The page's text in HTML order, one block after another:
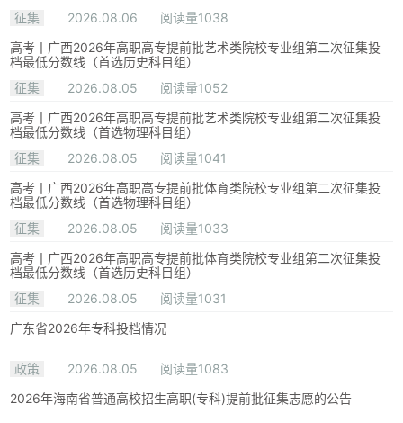
征集
2026.08.06
阅读量1038
高考丨广西2026年高职高专提前批艺术类院校专业组第二次征集投
档最低分数线（首选历史科目组）
征集
2026.08.05
阅读量1052
高考丨广西2026年高职高专提前批艺术类院校专业组第二次征集投
档最低分数线（首选物理科目组）
征集
2026.08.05
阅读量1041
高考丨广西2026年高职高专提前批体育类院校专业组第二次征集投
档最低分数线（首选物理科目组）
征集
2026.08.05
阅读量1033
高考丨广西2026年高职高专提前批体育类院校专业组第二次征集投
档最低分数线（首选历史科目组）
征集
2026.08.05
阅读量1031
广东省2026年专科投档情况
政策 2026.08.05
阅读量1083
2026年海南省普通高校招生高职(专科)提前批征集志愿的公告